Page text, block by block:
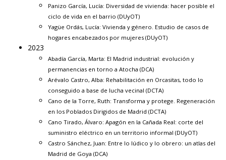
Panizo García, Lucía: Diversidad de vivienda: hacer posible el
ciclo de vida en el barrio (DUyOT)
Yagüe Ordás, Lucía: Vivienda y género. Estudio de casos de
hogares encabezados por mujeres (DUyOT)
2023
Abadía García, Marta: El Madrid industrial: evolución y
permanencias en torno a Atocha (DCA)
Arévalo Castro, Alba: Rehabilitación en Orcasitas, todo lo
conseguido a base de lucha vecinal (DCTA)
Cano de la Torre, Ruth: Transforma y protege. Regeneración
en los Poblados Dirigidos de Madrid (DCTA)
Cano Tirado, Álvaro: Apagón en la Cañada Real: corte del
suministro eléctrico en un territorio informal (DUyOT)
Castro Sánchez, Juan: Entre lo lúdico y lo obrero: un atlas del
Madrid de Goya (DCA)